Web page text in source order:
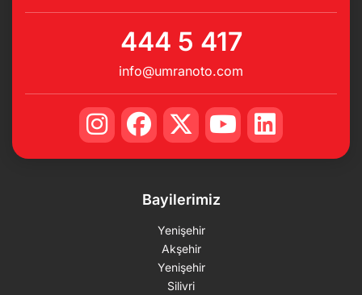
444 5 417
info@umranoto.com
Bayilerimiz
Yenişehir
Akşehir
Yenişehir
Silivri